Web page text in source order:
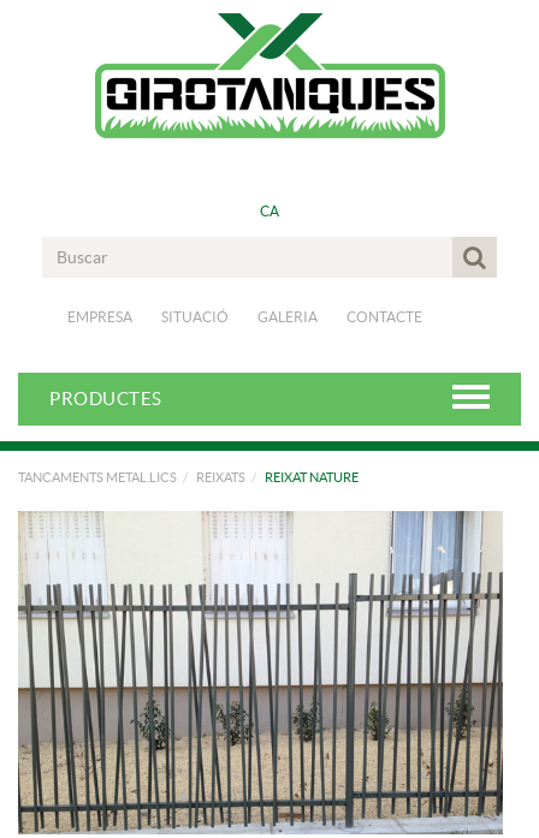
CA
EMPRESA SITUACIÓ GALERIA CONTACTE
PRODUCTES
TANCAMENTS METAL.LICS REIXATS REIXAT NATURE